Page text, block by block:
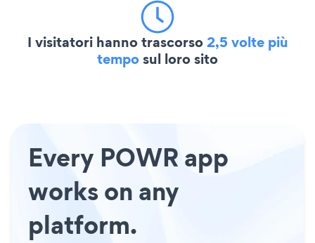
I visitatori hanno trascorso2,5 volte più
temposul loro sito
Every POWR app
works on any
platform.